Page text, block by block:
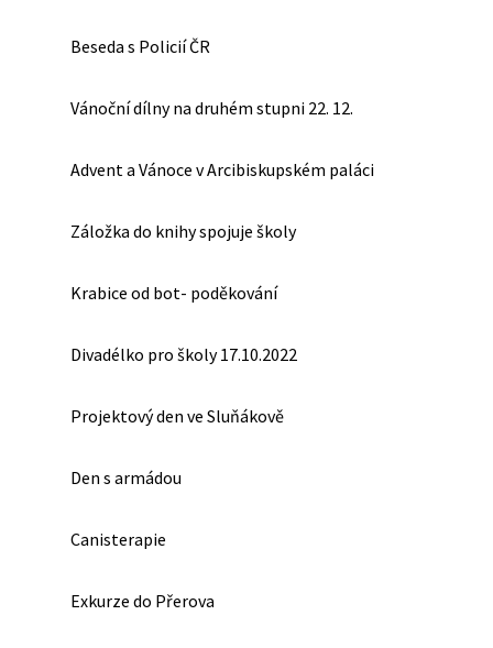
Beseda s Policií ČR
Vánoční dílny na druhém stupni 22. 12.
Advent a Vánoce v Arcibiskupském paláci
Záložka do knihy spojuje školy
Krabice od bot- poděkování
Divadélko pro školy 17.10.2022
Projektový den ve Sluňákově
Den s armádou
Canisterapie
Exkurze do Přerova